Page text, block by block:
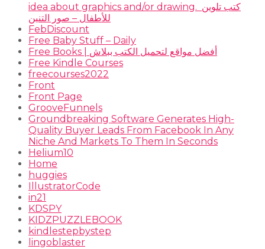
idea about graphics and/or drawing. ​ كتب تلوين
للأطفال – صور التنين
FebDiscount
Free Baby Stuff – Daily
Free Books | أفضل مواقع لتحميل الكتب ببلاش
Free Kindle Courses
freecourses2022
Front
Front Page
GrooveFunnels
Groundbreaking Software Generates High-
Quality Buyer Leads From Facebook In Any
Niche And Markets To Them In Seconds
Helium10
Home
huggies
IllustratorCode
in21
KDSPY
KIDZPUZZLEBOOK
kindlestepbystep
lingoblaster